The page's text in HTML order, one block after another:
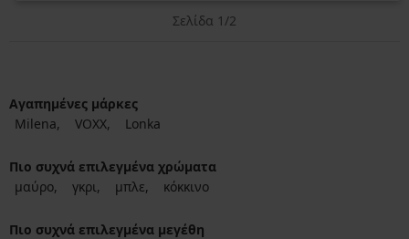
Σελίδα 1/2
Αγαπημένες μάρκες
Milena
VOXX Lonka
Πιο συχνά επιλεγμένα χρώματα
μαύρο
γκρι μπλε κόκκινο
Πιο συχνά επιλεγμένα μεγέθη